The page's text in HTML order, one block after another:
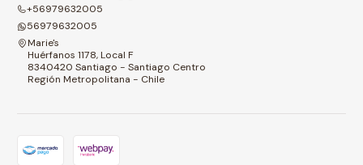
+56979632005
56979632005
Marie's
Huérfanos 1178, Local F
8340420 Santiago - Santiago Centro
Región Metropolitana - Chile